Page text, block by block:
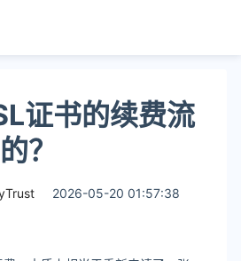
证书的续费流
？
2026-05-20 01:57:38